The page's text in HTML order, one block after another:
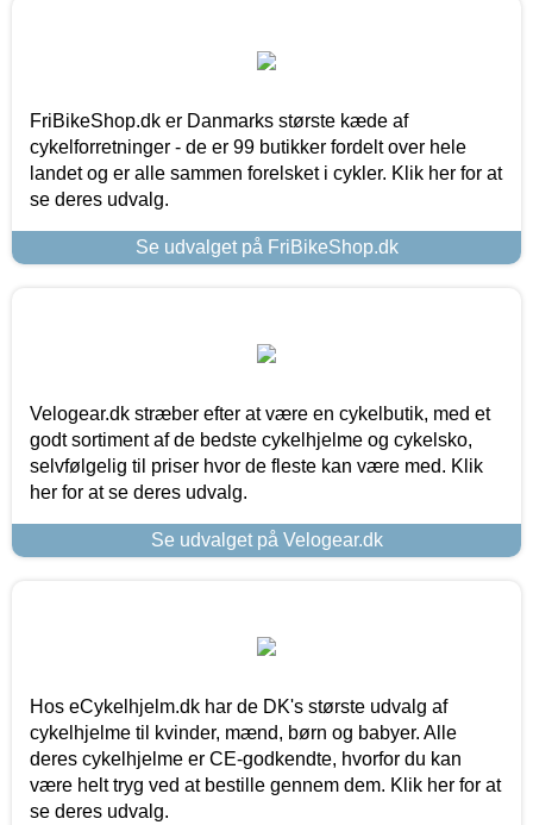
FriBikeShop.dk er Danmarks største kæde af
cykelforretninger - de er 99 butikker fordelt over hele
landet og er alle sammen forelsket i cykler. Klik her for at
se deres udvalg.
Se udvalget på FriBikeShop.dk
Velogear.dk stræber efter at være en cykelbutik, med et
godt sortiment af de bedste cykelhjelme og cykelsko,
selvfølgelig til priser hvor de fleste kan være med. Klik
her for at se deres udvalg.
Se udvalget på Velogear.dk
Hos eCykelhjelm.dk har de DK's største udvalg af
cykelhjelme til kvinder, mænd, børn og babyer. Alle
deres cykelhjelme er CE-godkendte, hvorfor du kan
være helt tryg ved at bestille gennem dem. Klik her for at
se deres udvalg.